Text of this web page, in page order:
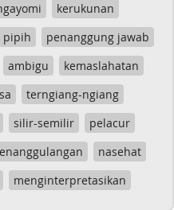
kerukunan
pipih
penanggung jawab
ambigu
kemaslahatan
terngiang-ngiang
silir-semilir
pelacur
nasehat
menginterpretasikan